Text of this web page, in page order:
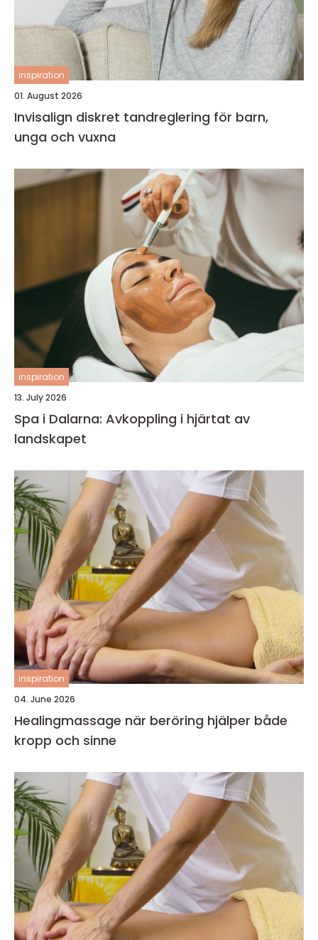
inspiration
01. August 2026
Invisalign diskret tandreglering för barn,
unga och vuxna
inspiration
13. July 2026
Spa i Dalarna: Avkoppling i hjärtat av
landskapet
inspiration
04. June 2026
Healingmassage när beröring hjälper både
kropp och sinne